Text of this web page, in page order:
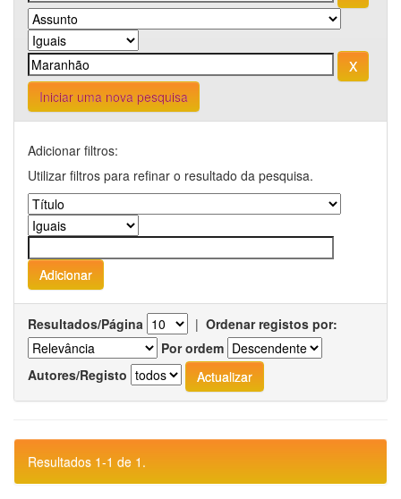
Iniciar uma nova pesquisa
Adicionar filtros:
Utilizar filtros para refinar o resultado da pesquisa.
Resultados/Página | Ordenar registos por:
Por ordem
Autores/Registo
Resultados 1-1 de 1.